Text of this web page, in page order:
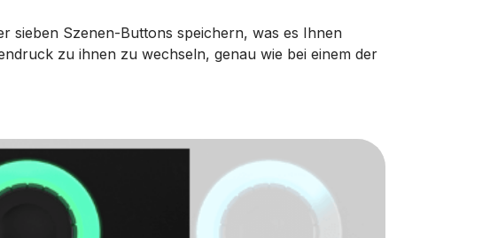
sieben Szenen-Buttons speichern, was es Ihnen
zu ihnen zu wechseln, genau wie bei einem der